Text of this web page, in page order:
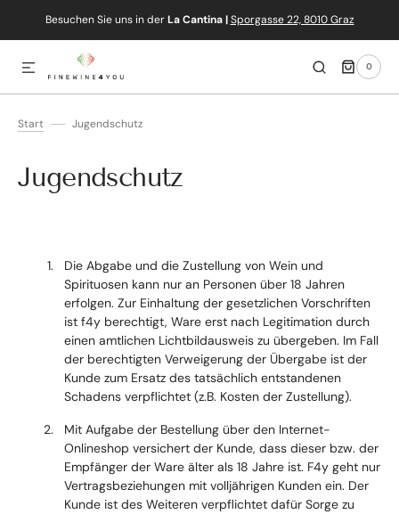
ZUM INHALT
Besuchen Sie uns in derLa Cantina | Sporgasse 22, 8010 Graz
0
0
ARTIKEL
Start Jugendschutz
Jugendschutz
Die Abgabe und die Zustellung von Wein und
Spirituosen kann nur an Personen über 18 Jahren
erfolgen. Zur Einhaltung der gesetzlichen Vorschriften
ist f4y berechtigt, Ware erst nach Legitimation durch
einen amtlichen Lichtbildausweis zu übergeben. Im Fall
der berechtigten Verweigerung der Übergabe ist der
Kunde zum Ersatz des tatsächlich entstandenen
Schadens verpflichtet (z.B. Kosten der Zustellung).
Mit Aufgabe der Bestellung über den Internet-
Onlineshop versichert der Kunde, dass dieser bzw. der
Empfänger der Ware älter als 18 Jahre ist. F4y geht nur
Vertragsbeziehungen mit volljährigen Kunden ein. Der
Kunde ist des Weiteren verpflichtet dafür Sorge zu